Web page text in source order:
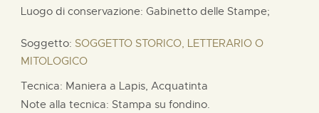
Luogo di conservazione: Gabinetto delle Stampe;
Soggetto: SOGGETTO STORICO, LETTERARIO O
MITOLOGICO
Tecnica: Maniera a Lapis, Acquatinta
Note alla tecnica: Stampa su fondino.